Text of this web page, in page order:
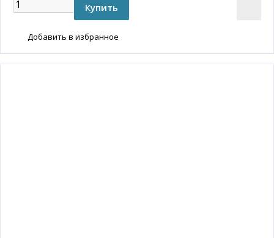
Добавить в избранное